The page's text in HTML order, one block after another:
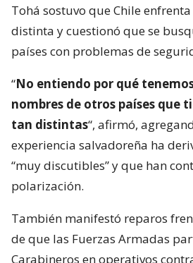
Tohá sostuvo que Chile
distinta y cuestionó que se
países con problemas de
“No entiendo por qué
nombres de otros países que
tan distintas“, afirmó,
experiencia salvadoreña ha
“muy discutibles” y que han
polarización.
También manifestó reparos
de que las Fuerzas Armadas
Carabineros en operativos